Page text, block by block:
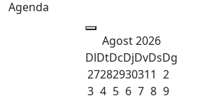
Agost 2026
DlDtDcDjDvDsDg